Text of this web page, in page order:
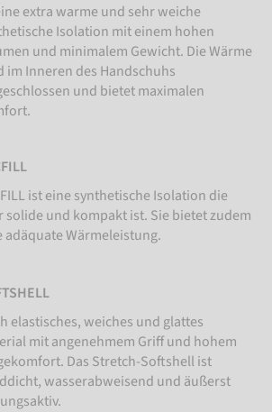
extra warme und sehr weiche
Isolation mit einem hohen
und minimalem Gewicht. Die Wärme
im Inneren des Handschuhs
und bietet maximalen
ist eine synthetische Isolation die
solide und kompakt ist. Sie bietet zudem
adäquate Wärmeleistung.
elastisches, weiches und glattes
mit angenehmem Griff und hohem
Das Stretch-Softshell ist
wasserabweisend und äußerst